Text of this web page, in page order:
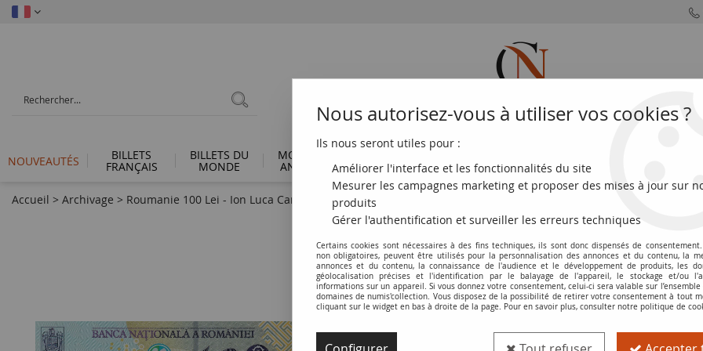
NOUVEAUTÉS BILLETS
FRANÇAIS
BILLETS DU
MONDE
MONNAIES
ANTIQUES FRANÇAISES DU MONDE EUROS
Accueil > Archivage > Roumanie 100 Lei - Ion Luca Caragiale - Polymer - 2020 - P.NEW
Billet Roumanie 100 Lei - Ion Luca
Réf. :100118475
Nous autorisez-vous à utiliser vos cookies ?
Ils nous seront utiles pour :
Améliorer l'interface et les fonctionnalités du site
Mesurer les campagnes marketing et proposer des mises à jour sur
produits
Gérer l'authentification et surveiller les erreurs techniques
Certains cookies sont nécessaires à des fins techniques, ils sont donc dispensés de
non obligatoires, peuvent être utilisés pour la personnalisation des annonces et du contenu, la
annonces et du contenu, la connaissance de l'audience et le développement de produits, les
géolocalisation précises et l'identification par le balayage de l'appareil, le stockage et/ou
informations sur un appareil. Si vous donnez votre consentement, celui-ci sera valable sur l’ensemble
domaines de numis'collection. Vous disposez de la possibilité de retirer votre consentement à tout
cliquant sur le widget en bas à droite de la page. Pour en savoir plus, consulter notre politique de